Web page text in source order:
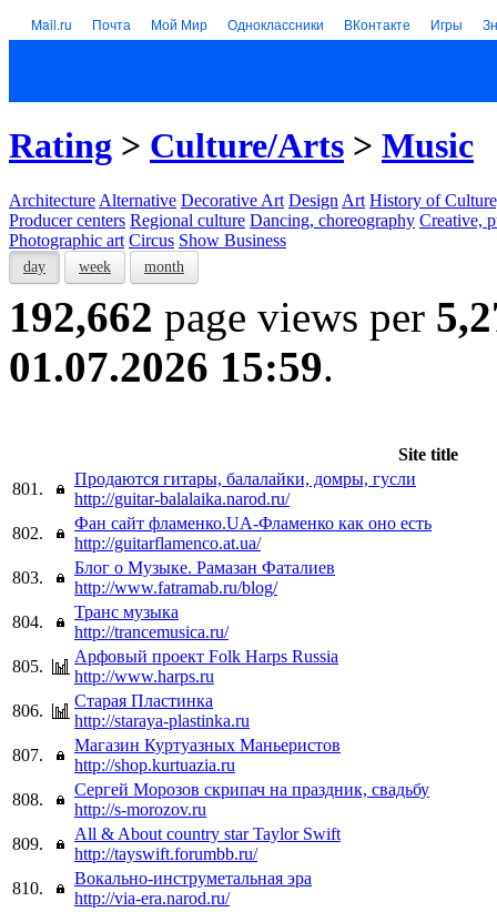
Mail.ru Почта Мой Мир Одноклассники ВКонтакте Игры
Rating > Culture/Arts > Music
Architecture Alternative Decorative Art Design Art History of
Producer centers Regional culture Dancing, choreography Creative,
Photographic art Circus Show Business
day week month
192,662 page views per
01.07.2026 15:59.
Site title
801.
Продаются гитары, балалайки, домры, гусли
http://guitar-balalaika.narod.ru/
802.
Фан сайт фламенко.UA-Фламенко как оно есть
http://guitarflamenco.at.ua/
803.
Блог о Музыке. Рамазан Фаталиев
http://www.fatramab.ru/blog/
804.
Транс музыка
http://trancemusica.ru/
805.
Арфовый проект Folk Harps Russia
http://www.harps.ru
806.
Старая Пластинка
http://staraya-plastinka.ru
807.
Магазин Куртуазных Маньеристов
http://shop.kurtuazia.ru
808.
Сергей Морозов скрипач на праздник, свадьбу
http://s-morozov.ru
809.
All & About country star Taylor Swift
http://tayswift.forumbb.ru/
810.
Вокально-инструметальная эра
http://via-era.narod.ru/